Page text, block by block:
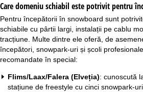
Care domeniu schiabil este potrivit pentru
Pentru începătorii în snowboard sunt
schiabile cu pârtii largi, instalații pe cablu
tracțiune. Multe dintre ele oferă, de
începători, snowpark-uri și școli
recomandate în special:
Flims/Laax/Falera (Elveția): cunoscută
stațiune de freestyle cu cinci snowpark-